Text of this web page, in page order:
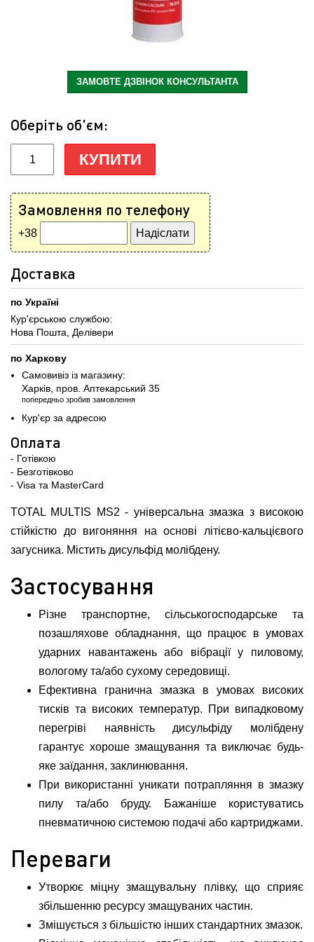
ЗАМОВТЕ ДЗВІНОК КОНСУЛЬТАНТА
Оберіть об'єм:
КУПИТИ
Замовлення по телефону
+38
Доставка
по Україні
Кур'єрською службою:
Нова Пошта, Делівери
по Харкову
Самовивіз із магазину:
Харків, пров. Аптекарський 35
попередньо зробив замовлення
Кур'єр за адресою
Оплата
- Готівкою
- Безготівково
- Visa та MasterCard
TOTAL MULTIS MS2 - універсальна змазка з високою
стійкістю до вигоняння на основі літієво-кальцієвого
загусника. Містить дисульфід молібдену.
Застосування
Різне транспортне, сільськогосподарське та
позашляхове обладнання, що працює в умовах
ударних навантажень або вібрації у пиловому,
вологому та/або сухому середовищі.
Ефективна гранична змазка в умовах високих
тисків та високих температур. При випадковому
перегріві наявність дисульфіду молібдену
гарантує хороше змащування та виключає будь-
яке заїдання, заклинювання.
При використанні уникати потрапляння в змазку
пилу та/або бруду. Бажаніше користуватись
пневматичною системою подачі або картриджами.
Переваги
Утворює міцну змащувальну плівку, що сприяє
збільшенню ресурсу змащуваних частин.
Змішується з більшістю інших стандартних змазок.